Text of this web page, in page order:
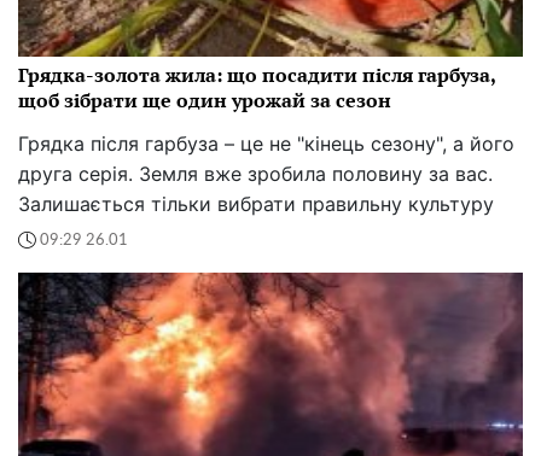
Грядка-золота жила: що посадити після гарбуза,
щоб зібрати ще один урожай за сезон
Грядка після гарбуза – це не "кінець сезону", а його
друга серія. Земля вже зробила половину за вас.
Залишається тільки вибрати правильну культуру
09:29 26.01